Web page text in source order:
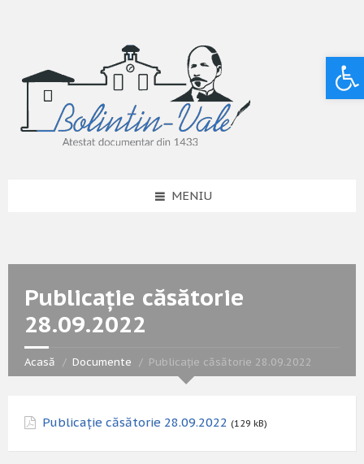
MENIU
Publicație căsătorie
28.09.2022
Acasă Documente Publicație căsătorie 28.09.2022
Publicație căsătorie 28.09.2022 (129 kB)
Deschide bara de unelte